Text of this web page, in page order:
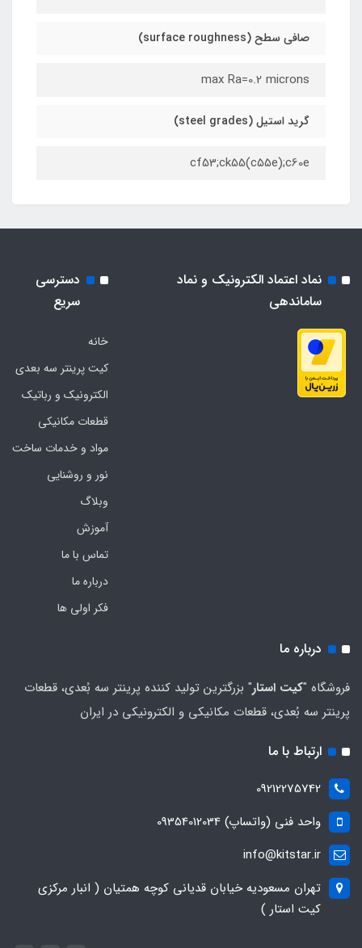
صافی سطح (surface roughness)
max Ra=0.2 microns
گرید استیل (steel grades)
cf53;ck55(c55e);c60e
نماد اعتماد الکترونیک و نماد
ساماندهی
دسترسی
سریع
خانه
کیت پرینتر سه بعدی
الکترونیک و رباتیک
قطعات مکانیکی
مواد و خدمات ساخت
نور و روشنایی
وبلاگ
آموزش
تماس با ما
درباره ما
فکر اولی ها
درباره ما
فروشگاه "کیت استار" بزرگترین تولید کننده پرینتر سه بُعدی، قطعات
پرینتر سه بُعدی، قطعات مکانیکی و الکترونیکی در ایران
ارتباط با ما
09212275742
واحد فنی (واتساپ) 09354012034
info@kitstar.ir
تهران مسعودیه خیابان قدیانی کوچه همتیان ( انبار مرکزی
کیت استار )